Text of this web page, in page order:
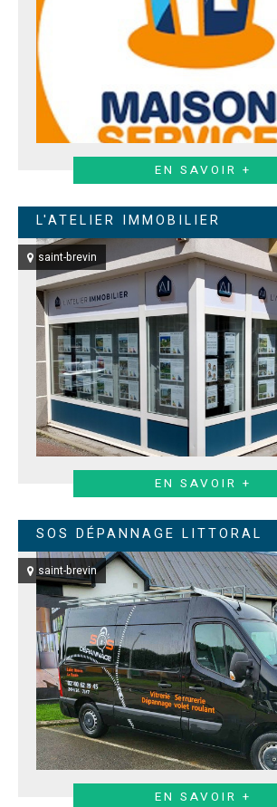
EN SAVOIR +
L'ATELIER IMMOBILIER
saint-brevin
EN SAVOIR +
SOS DÉPANNAGE LITTORAL
saint-brevin
EN SAVOIR +